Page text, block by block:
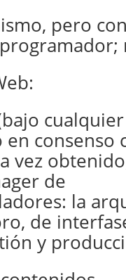
pero
en
vez
de
la
de
y